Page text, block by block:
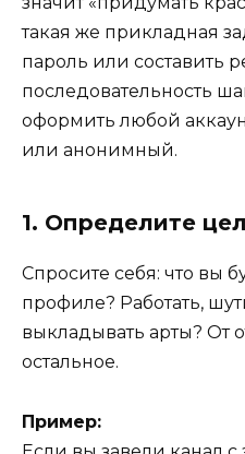
такая же прикладная
пароль или составить
последовательность
оформить любой
или анонимный.
1. Определите
Спросите себя: что вы
профиле? Работать,
выкладывать арты? От
остальное.
Пример: